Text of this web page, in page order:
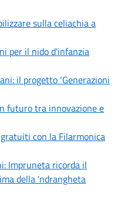
sulla celiachia a
per il nido d'infanzia
il progetto ‘Generazioni
futuro tra innovazione e
con la Filarmonica
Impruneta ricorda il
della 'ndrangheta